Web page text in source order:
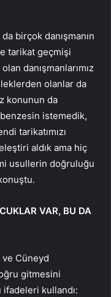
birçok danışmanın
tarikat geçmişi
danışmanlarımız
olanlar da
konunun da
istemedik,
tarikatımızı
aldık ama hiç
usullerin doğruluğu
VAR, BU DA
Cüneyd
gitmesini
ifadeleri kullandı: